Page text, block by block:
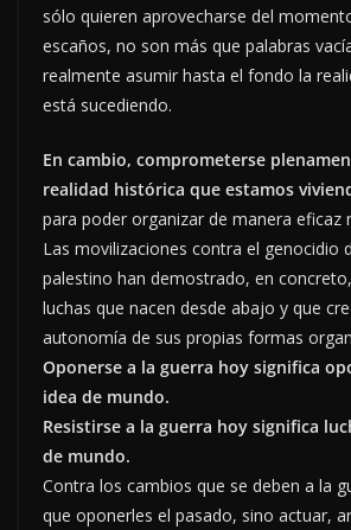
sólo quieren aprovecharse del
escaños, no son más que palabras
realmente asumir hasta el fondo la
está sucediendo.
En cambio, comprometerse
realidad histórica que estamos
para poder organizar de manera eficaz
Las movilizaciones contra el genocidio
palestino han demostrado, en
luchas que nacen desde abajo y que
autonomía de sus propias formas
Oponerse a la guerra hoy significa
idea de mundo.
Resistirse a la guerra hoy significa
de mundo.
Contra los cambios que se deben a la
que oponerles el pasado, sino actuar,